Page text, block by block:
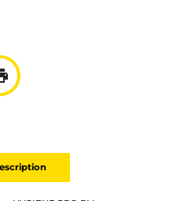
la liste